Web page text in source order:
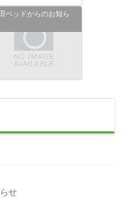
ベッドからのお知ら
せ